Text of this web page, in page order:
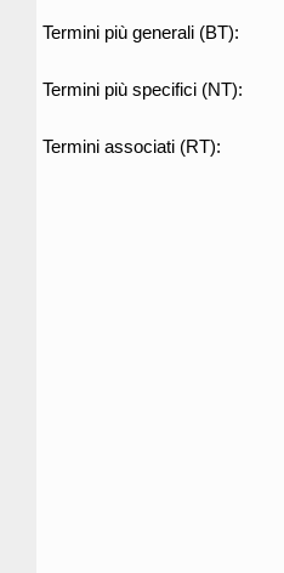
Termini più generali (BT):
Termini più specifici (NT):
Termini associati (RT):